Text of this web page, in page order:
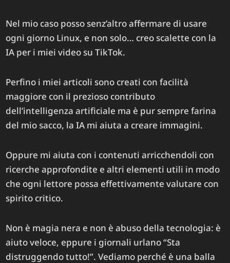
Nel mio caso posso senz’altro affermare di usare
ogni giorno Linux, e non solo… creo scalette con la
IA per i miei video su TikTok.
Perfino i miei articoli sono creati con facilità
maggiore con il prezioso contributo
dell’intelligenza artificiale ma è pur sempre farina
del mio sacco, la IA mi aiuta a creare immagini.
Oppure mi aiuta con i contenuti arricchendoli con
ricerche approfondite e altri elementi utili in modo
che ogni lettore possa effettivamente valutare con
spirito critico.
Non è magia nera e non è abuso della tecnologia: è
aiuto veloce, eppure i giornali urlano “Sta
distruggendo tutto!”. Vediamo perché è una balla